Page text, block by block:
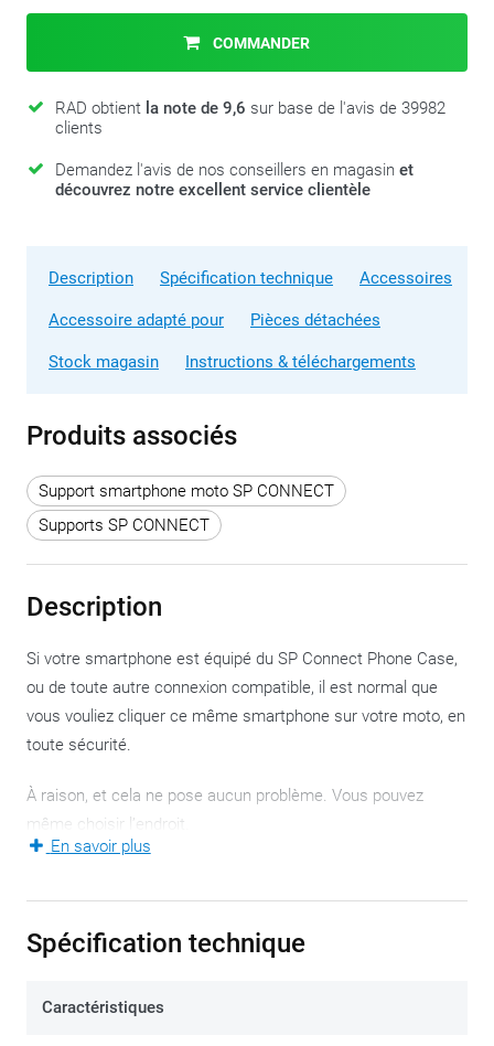
COMMANDER
RAD obtient la note de 9,6 sur base de l'avis de 39982
clients
Demandez l'avis de nos conseillers en magasin et
découvrez notre excellent service clientèle
Description Spécification technique Accessoires
Accessoire adapté pour Pièces détachées
Stock magasin Instructions & téléchargements
Produits associés
Support smartphone moto SP CONNECT
Supports SP CONNECT
Description
Si votre smartphone est équipé du SP Connect Phone Case,
ou de toute autre connexion compatible, il est normal que
vous vouliez cliquer ce même smartphone sur votre moto, en
toute sécurité.
À raison, et cela ne pose aucun problème. Vous pouvez
même choisir l’endroit.
traditionnelle au guidon, mais avec ce SP Connect Brake
Mount, vous disposez d’un point de fixation sur votre
réservoir de liquide de frein.
Les vis et les trous pré-percés sont universels, et
En savoir plus
Spécification technique
Caractéristiques